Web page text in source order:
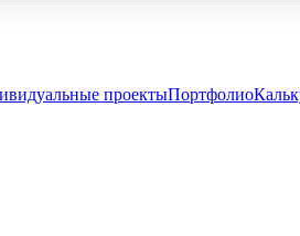
проектыПортфолио